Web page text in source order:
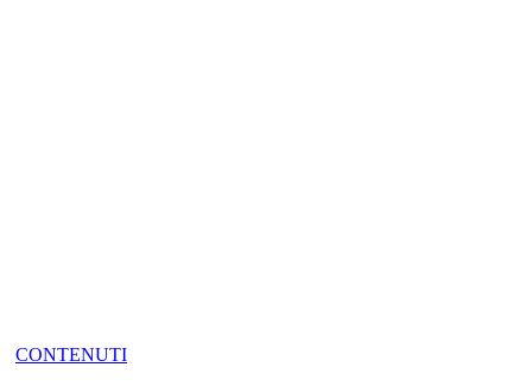
CONTENUTI